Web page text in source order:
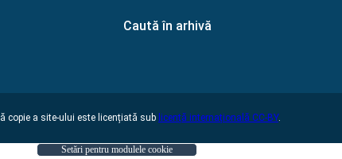
Caută în arhivă
copie a site-ului este licențiată sub licență internațională CC-BY.
Setări pentru modulele cookie